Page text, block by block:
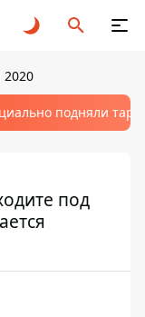
2020
подняли
под